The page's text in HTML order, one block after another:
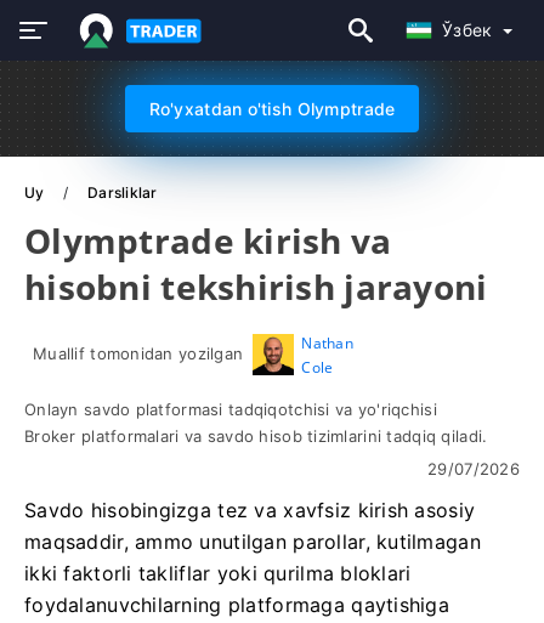
Ўзбек
Ro'yxatdan o'tish Olymptrade
Uy Darsliklar
Olymptrade kirish va
hisobni tekshirish jarayoni
Muallif tomonidan yozilgan
Nathan
Cole
Onlayn savdo platformasi tadqiqotchisi va yo'riqchisi
Broker platformalari va savdo hisob tizimlarini tadqiq qiladi.
29/07/2026
Savdo hisobingizga tez va xavfsiz kirish asosiy
maqsaddir, ammo unutilgan parollar, kutilmagan
ikki faktorli takliflar yoki qurilma bloklari
foydalanuvchilarning platformaga qaytishiga